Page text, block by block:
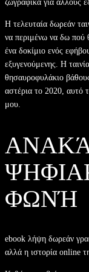
ζωγραφικά για άλλους
Η τελευταία δωρεάν
να περιμένω να δω πού
ένα δοκίμιο ενός
εξυγενούμενης. Η
θησαυροφυλάκιο
αστέρια το 2020, αυτό
μου.
ΦΩΝΉ
ebook λήψη δωρεάν
αλλά η ιστορία online